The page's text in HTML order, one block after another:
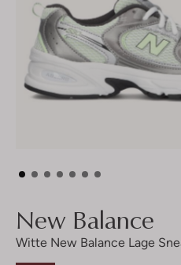
New Balance
Witte New Balance Lage